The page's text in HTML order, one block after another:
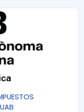
ORGÁNICOS